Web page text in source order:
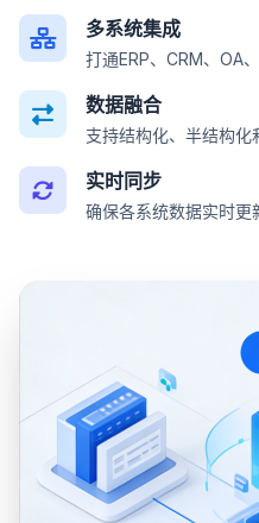
多系统集成
打通ERP、CRM、OA
数据融合
支持结构化、半结构
实时同步
确保各系统数据实时更